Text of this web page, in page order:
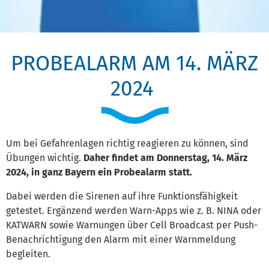
PROBEALARM AM 14. MÄRZ
2024
Um bei Gefahrenlagen richtig reagieren zu können, sind
Übungen wichtig. Daher findet am Donnerstag, 14. März
2024, in ganz Bayern ein Probealarm statt.
Dabei werden die Sirenen auf ihre Funktionsfähigkeit
getestet. Ergänzend werden Warn-Apps wie z. B. NINA oder
KATWARN sowie Warnungen über Cell Broadcast per Push-
Benachrichtigung den Alarm mit einer Warnmeldung
begleiten.